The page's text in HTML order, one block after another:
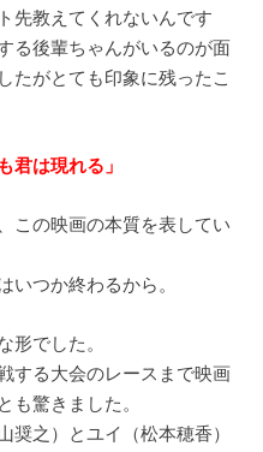
先教えてくれないんです
る後輩ちゃんがいるのが面
たがとても印象に残ったこ
君は現れる」
この映画の本質を表してい
いつか終わるから。
形でした。
する大会のレースまで映画
も驚きました。
奨之）とユイ（松本穂香）